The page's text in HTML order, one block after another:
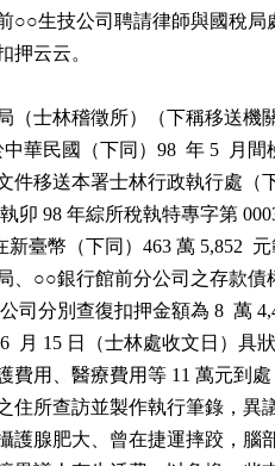
○○生技公司聘請律師與國稅局
押云云。
（士林稽徵所）（下稱移送機
中華民國（下同）98  年 5  月
件移送本署士林行政執行處（
執卯 98 年綜所稅執特專字第
新臺幣（下同）463 萬 5,852
局、○○銀行館前分公司之存款
司分別查復扣押金額為 8  萬
6  月 15 日（士林處收文日）
費用、醫療費用等 11 萬元到
人之住所查訪並製作執行筆錄，
護腺肥大、曾在捷運摔跤，腦